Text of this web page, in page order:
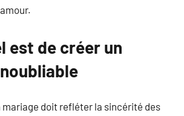
est de créer un
mariage doit refléter la sincérité des